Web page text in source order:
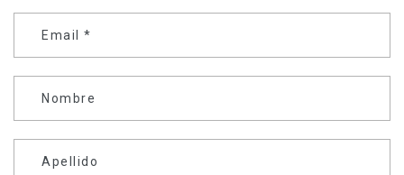
Email *
Nombre
Apellido